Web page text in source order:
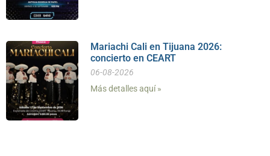
Mariachi Cali en Tijuana 2026:
concierto en CEART
06-08-2026
Más detalles aquí »